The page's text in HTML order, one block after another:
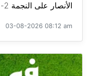
الأنصار على النجمة 2-1، في الجولة ال...
03-08-2026 08:12 am